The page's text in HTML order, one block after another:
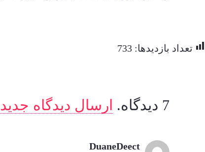
تعداد بازدیدها: 733
7 دیدگاه. ارسال دیدگاه جدید
DuaneDeect